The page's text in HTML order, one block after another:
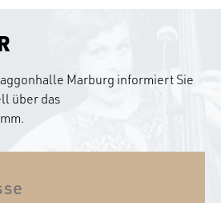
Marburg informiert Sie
über das